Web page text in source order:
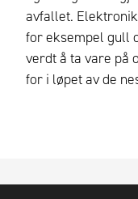
avfallet.
for eksempel gull
verdt å ta vare på
for i løpet av de